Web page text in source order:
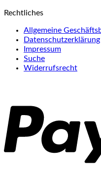
Rechtliches
Allgemeine
Datenschutzerklärung
Impressum
Suche
Widerrufsrecht